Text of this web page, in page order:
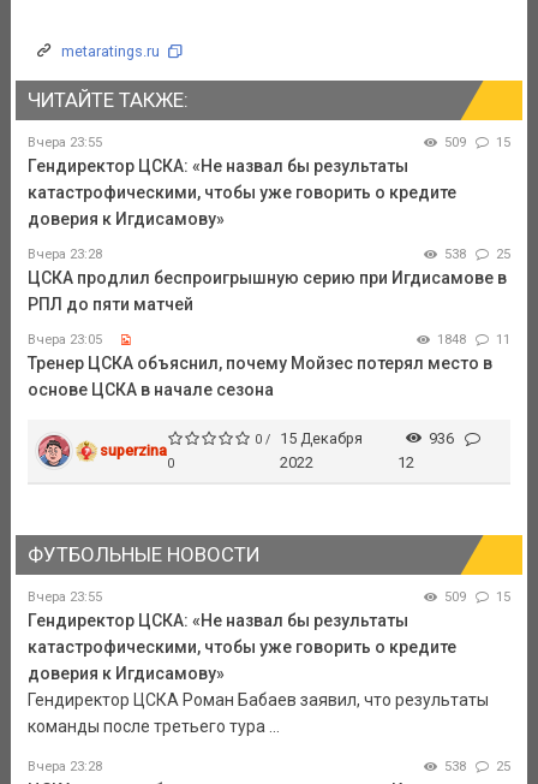
metaratings.ru
ЧИТАЙТЕ ТАКЖЕ:
Вчера 23:55 509 15
Гендиректор ЦСКА: «Не назвал бы результаты
катастрофическими, чтобы уже говорить о кредите
доверия к Игдисамову»
Вчера 23:28 538 25
ЦСКА продлил беспроигрышную серию при Игдисамове в
РПЛ до пяти матчей
Вчера 23:05 1848 11
Тренер ЦСКА объяснил, почему Мойзес потерял место в
основе ЦСКА в начале сезона
superzina
0 /
0
15 Декабря
2022
936
12
ФУТБОЛЬНЫЕ НОВОСТИ
Вчера 23:55 509 15
Гендиректор ЦСКА: «Не назвал бы результаты
катастрофическими, чтобы уже говорить о кредите
доверия к Игдисамову»
Гендиректор ЦСКА Роман Бабаев заявил, что результаты
команды после третьего тура ...
Вчера 23:28 538 25